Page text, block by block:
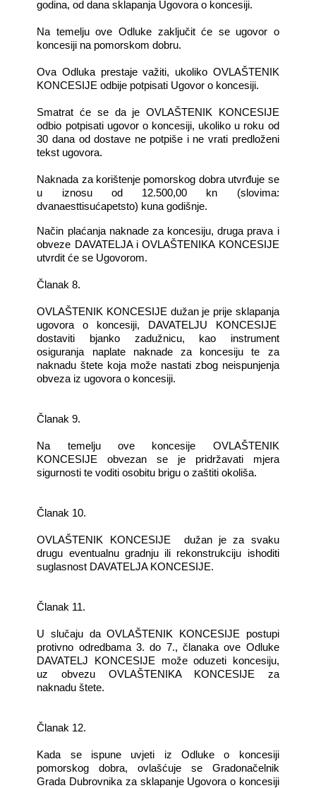
godina, od dana sklapanja Ugovora o koncesiji.
Na temelju ove Odluke zaključit će se ugovor o
koncesiji na pomorskom dobru.
Ova Odluka prestaje važiti, ukoliko OVLAŠTENIK
KONCESIJE odbije potpisati Ugovor o koncesiji.
Smatrat će se da je OVLAŠTENIK KONCESIJE
odbio potpisati ugovor o koncesiji, ukoliko u roku od
30 dana od dostave ne potpiše i ne vrati predloženi
tekst ugovora.
Naknada za korištenje pomorskog dobra utvrđuje se
u iznosu od 12.500,00 kn (slovima:
dvanaesttisućapetsto) kuna godišnje.
Način plaćanja naknade za koncesiju, druga prava i
obveze DAVATELJA i OVLAŠTENIKA KONCESIJE
utvrdit će se Ugovorom.
Članak 8.
OVLAŠTENIK KONCESIJE dužan je prije sklapanja
ugovora o koncesiji, DAVATELJU KONCESIJE
dostaviti bjanko zadužnicu, kao instrument
osiguranja naplate naknade za koncesiju te za
naknadu štete koja može nastati zbog neispunjenja
obveza iz ugovora o koncesiji.
Članak 9.
Na temelju ove koncesije OVLAŠTENIK
KONCESIJE obvezan se je pridržavati mjera
sigurnosti te voditi osobitu brigu o zaštiti okoliša.
Članak 10.
OVLAŠTENIK KONCESIJE dužan je za svaku
drugu eventualnu gradnju ili rekonstrukciju ishoditi
suglasnost DAVATELJA KONCESIJE.
Članak 11.
U slučaju da OVLAŠTENIK KONCESIJE postupi
protivno odredbama 3. do 7., članaka ove Odluke
DAVATELJ KONCESIJE može oduzeti koncesiju,
uz obvezu OVLAŠTENIKA KONCESIJE za
naknadu štete.
Članak 12.
Kada se ispune uvjeti iz Odluke o koncesiji
pomorskog dobra, ovlašćuje se Gradonačelnik
Grada Dubrovnika za sklapanje Ugovora o koncesiji